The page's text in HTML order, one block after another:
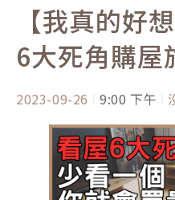
【我真的好
6大死角購屋
2023-09-26 9:00 下午